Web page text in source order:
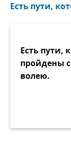
Есть пути,
Есть пути,
пройдены
волею.